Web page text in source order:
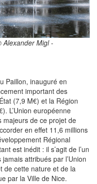
Alexander Migl -
Paillon, inauguré en
important des
(7,9 M€) et la Région
L’Union européenne
majeurs de ce projet de
en effet 11,6 millions
Régional
est inédit : il s’agit de l’un
attribués par l’Union
de cette nature et de la
par la Ville de Nice.